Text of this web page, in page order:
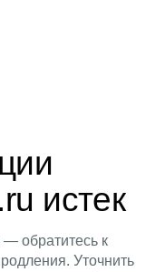
истек
— обратитесь к
Уточнить